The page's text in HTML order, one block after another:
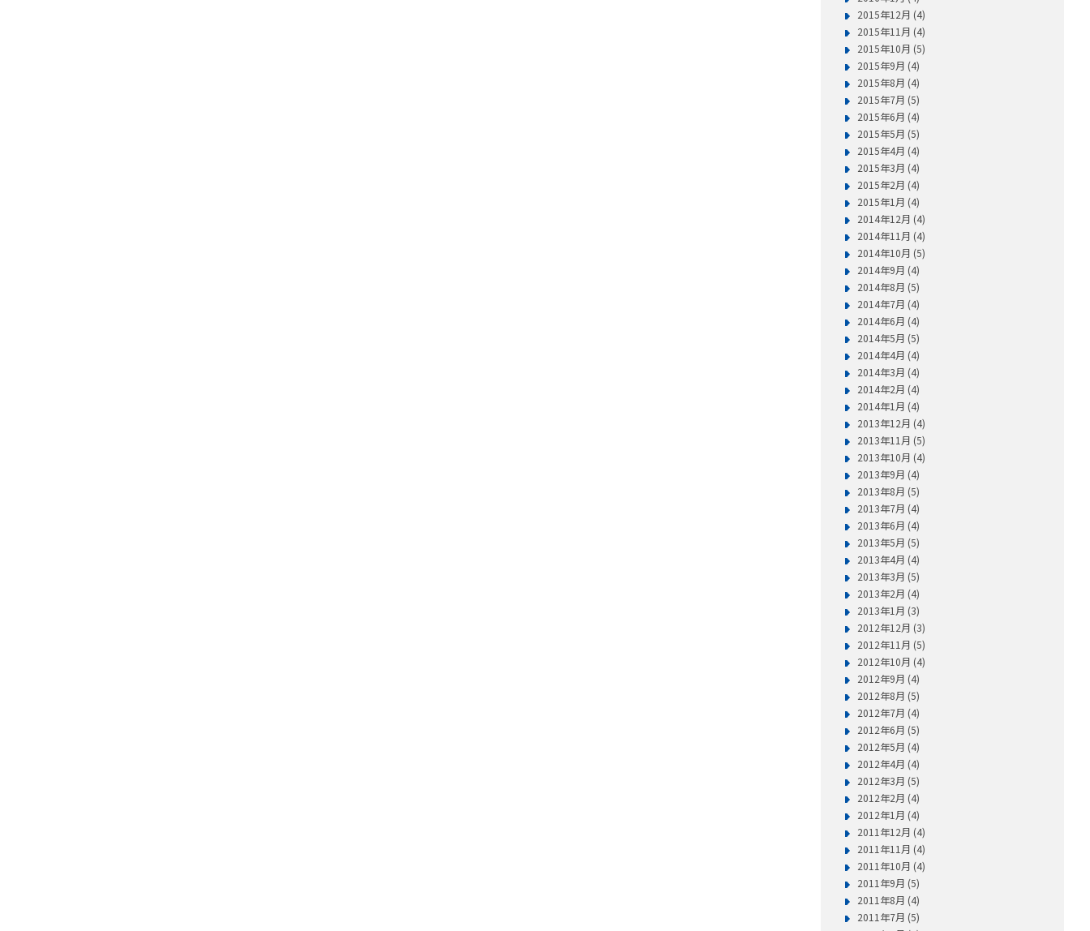
2015年12月 (4)
2015年11月 (4)
2015年10月 (5)
2015年9月 (4)
2015年8月 (4)
2015年7月 (5)
2015年6月 (4)
2015年5月 (5)
2015年4月 (4)
2015年3月 (4)
2015年2月 (4)
2015年1月 (4)
2014年12月 (4)
2014年11月 (4)
2014年10月 (5)
2014年9月 (4)
2014年8月 (5)
2014年7月 (4)
2014年6月 (4)
2014年5月 (5)
2014年4月 (4)
2014年3月 (4)
2014年2月 (4)
2014年1月 (4)
2013年12月 (4)
2013年11月 (5)
2013年10月 (4)
2013年9月 (4)
2013年8月 (5)
2013年7月 (4)
2013年6月 (4)
2013年5月 (5)
2013年4月 (4)
2013年3月 (5)
2013年2月 (4)
2013年1月 (3)
2012年12月 (3)
2012年11月 (5)
2012年10月 (4)
2012年9月 (4)
2012年8月 (5)
2012年7月 (4)
2012年6月 (5)
2012年5月 (4)
2012年4月 (4)
2012年3月 (5)
2012年2月 (4)
2012年1月 (4)
2011年12月 (4)
2011年11月 (4)
2011年10月 (4)
2011年9月 (5)
2011年8月 (4)
2011年7月 (5)